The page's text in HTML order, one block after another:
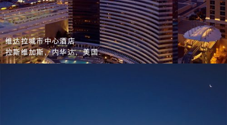
维达拉城市中心酒店
拉斯维加斯，内华达，美国